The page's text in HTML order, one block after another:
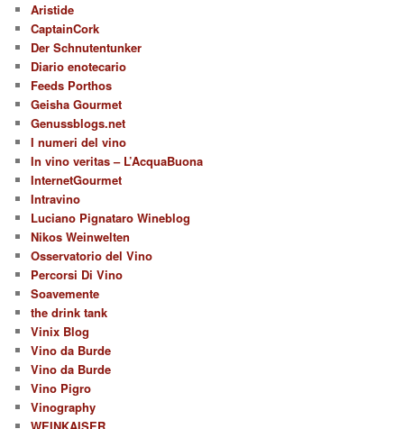
Aristide
CaptainCork
Der Schnutentunker
Diario enotecario
Feeds Porthos
Geisha Gourmet
Genussblogs.net
I numeri del vino
In vino veritas – L’AcquaBuona
InternetGourmet
Intravino
Luciano Pignataro Wineblog
Nikos Weinwelten
Osservatorio del Vino
Percorsi Di Vino
Soavemente
the drink tank
Vinix Blog
Vino da Burde
Vino da Burde
Vino Pigro
Vinography